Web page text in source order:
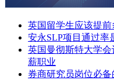
英国留学生应该提
安永SLP项目通过率
英国曼彻斯特大学
薪职业
券商研究员岗位必